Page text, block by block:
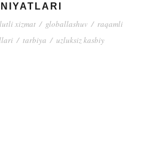
xizmat / globallashuv / raqamli
/ tarbiya / uzluksiz kasbiy